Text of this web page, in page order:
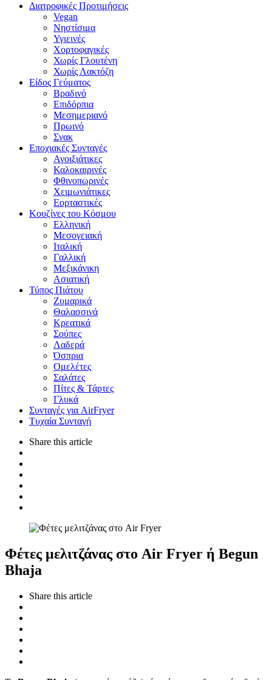
Διατροφικές Προτιμήσεις
Vegan
Νηστίσιμα
Υγιεινές
Χορτοφαγικές
Χωρίς Γλουτένη
Χωρίς Λακτόζη
Είδος Γεύματος
Βραδινό
Επιδόρπια
Μεσημεριανό
Πρωινό
Σνακ
Εποχιακές Συνταγές
Ανοιξιάτικες
Καλοκαιρινές
Φθινοπωρινές
Χειμωνιάτικες
Εορταστικές
Κουζίνες του Κόσμου
Ελληνική
Μεσογειακή
Ιταλική
Γαλλική
Μεξικάνικη
Ασιατική
Τύπος Πιάτου
Ζυμαρικά
Θαλασσινά
Κρεατικά
Σούπες
Λαδερά
Όσπρια
Ομελέτες
Σαλάτες
Πίτες & Τάρτες
Γλυκά
Συνταγές για AirFryer
Τυχαία Συνταγή
Share this article
Φέτες μελιτζάνας στο Air Fryer ή Begun
Bhaja
Share this article